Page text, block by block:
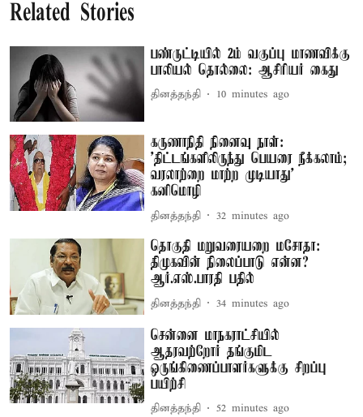
Related Stories
பண்ருட்டியில் 2ம் வகுப்பு மாணவிக்கு
பாலியல் தொல்லை: ஆசிரியர் கைது
தினத்தந்தி 10 minutes ago
கருணாநிதி நினைவு நாள்:
'திட்டங்களிலிருந்து பெயரை நீக்கலாம்;
வரலாற்றை மாற்ற முடியாது' –
கனிமொழி
தினத்தந்தி 32 minutes ago
தொகுதி மறுவரையறை மசோதா:
திமுகவின் நிலைப்பாடு என்ன?
ஆர்.எஸ்.பாரதி பதில்
தினத்தந்தி 34 minutes ago
சென்னை மாநகராட்சியில்
ஆதரவற்றோர் தங்குமிட
ஒருங்கிணைப்பாளர்களுக்கு சிறப்பு
பயிற்சி
தினத்தந்தி 52 minutes ago